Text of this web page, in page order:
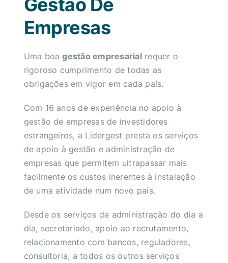
Empresas
Uma boagestão empresarialrequer o
rigoroso cumprimento de todas as
obrigações em vigor em cada país.
Com 16 anos de experiência no apoio à
gestão de empresas de investidores
estrangeiros, a Lidergest presta os serviços
de apoio à gestão e administração de
empresas que permitem ultrapassar mais
facilmente os custos inerentes à instalação
de uma atividade num novo país.
Desde os serviços de administração do dia a
dia, secretariado, apoio ao recrutamento,
relacionamento com bancos, reguladores,
consultoria, a todos os outros serviços